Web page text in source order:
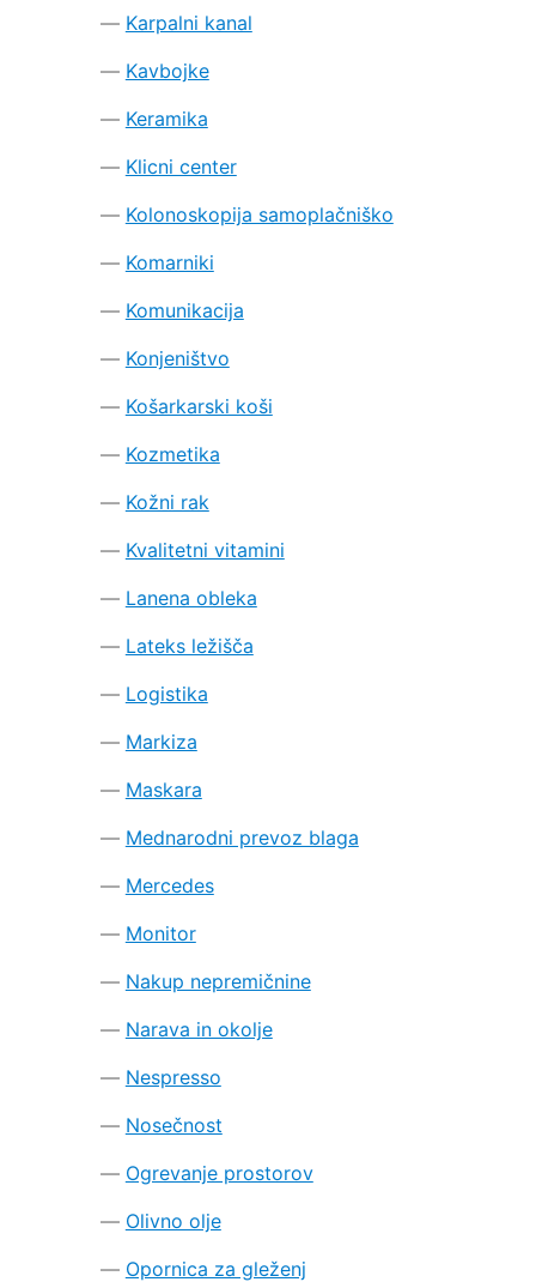
Karpalni kanal
Kavbojke
Keramika
Klicni center
Kolonoskopija samoplačniško
Komarniki
Komunikacija
Konjeništvo
Košarkarski koši
Kozmetika
Kožni rak
Kvalitetni vitamini
Lanena obleka
Lateks ležišča
Logistika
Markiza
Maskara
Mednarodni prevoz blaga
Mercedes
Monitor
Nakup nepremičnine
Narava in okolje
Nespresso
Nosečnost
Ogrevanje prostorov
Olivno olje
Opornica za gleženj